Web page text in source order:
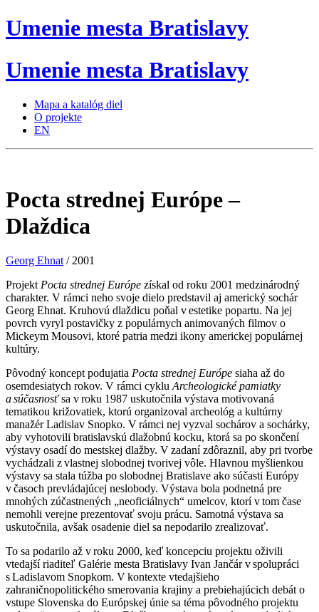
Umenie mesta Bratislavy
Umenie mesta Bratislavy
Mapa a katalóg diel
O projekte
EN
Pocta strednej Európe –
Dlaždica
Georg Ehnat / 2001
Projekt Pocta strednej Európe získal od roku 2001 medzinárodný
charakter. V rámci neho svoje dielo predstavil aj americký sochár
Georg Ehnat. Kruhovú dlaždicu poňal v estetike popartu. Na jej
povrch vyryl postavičky z populárnych animovaných filmov o
Mickeym Mousovi, ktoré patria medzi ikony americkej populárnej
kultúry.
Pôvodný koncept podujatia Pocta strednej Európe siaha až do
osemdesiatych rokov. V rámci cyklu Archeologické pamiatky
a súčasnosťsa v roku 1987 uskutočnila výstava motivovaná
tematikou križovatiek, ktorú organizoval archeológ a kultúrny
manažér Ladislav Snopko. V rámci nej vyzval sochárov a sochárky,
aby vyhotovili bratislavskú dlažobnú kocku, ktorá sa po skončení
výstavy osadí do mestskej dlažby. V zadaní zdôraznil, aby pri tvorbe
vychádzali z vlastnej slobodnej tvorivej vôle. Hlavnou myšlienkou
výstavy sa stala túžba po slobodnej Bratislave ako súčasti Európy
v časoch prevládajúcej neslobody. Výstava bola podnetná pre
mnohých zúčastnených „neoficiálnych“ umelcov, ktorí v tom čase
nemohli verejne prezentovať svoju prácu. Samotná výstava sa
uskutočnila, avšak osadenie diel sa nepodarilo zrealizovať.
To sa podarilo až v roku 2000, keď koncepciu projektu oživili
vtedajší riaditeľ Galérie mesta Bratislavy Ivan Jančár v spolupráci
s Ladislavom Snopkom. V kontexte vtedajšieho
zahraničnopolitického smerovania krajiny a prebiehajúcich debát o
vstupe Slovenska do Európskej únie sa téma pôvodného projektu